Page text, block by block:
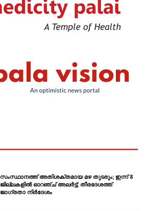
സംസ്ഥാനത്ത് അതിശക്തമായ മഴ തുടരും; ഇന്ന് 8
ജില്ലകളിൽ ഓറഞ്ച് അലർട്ട്; തീരദേശത്ത്
ജാഗ്രതാ നിർദേശം